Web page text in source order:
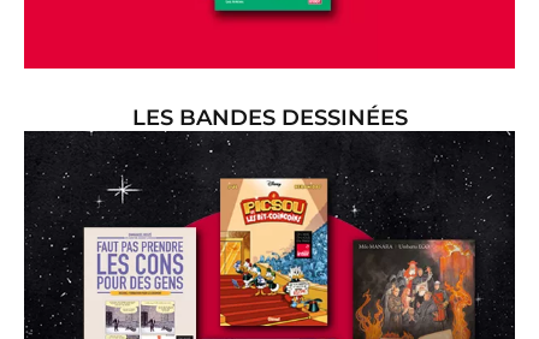
LES BANDES DESSINÉES